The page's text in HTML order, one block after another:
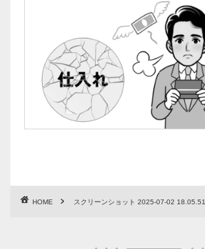
HOME スクリーンショット 2025-07-02 18.05.51